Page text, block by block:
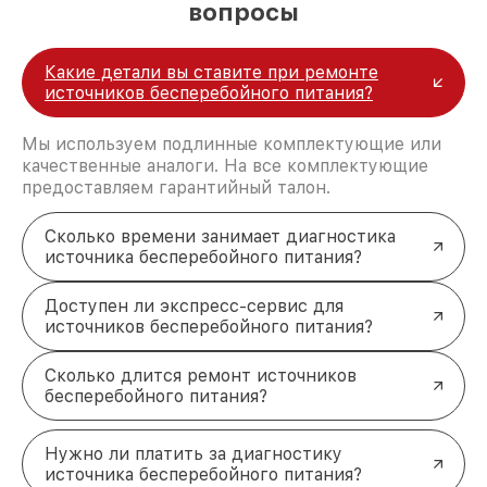
Неполадки кулера: перегрев устройства из-
за неисправного охлаждения требует
оперативного вмешательства для замены
вентилятора.
Выход из строя IGBT-модуля
энергии, подлежит ремонту или полной
замене.
Что предлагает наш сервис для
ремонта источников
бесперебойного питания APC
Для удобства клиентов в Москве создан полный
спектр услуг: от диагностики до окончательной
проверки устройства. Основные преимущества
сотрудничества:
: уверенность в качестве
выполненных работ и долговечности
результата.
Доставка устройства: возможность
организовать транспортировку ИБП из дома
или офиса в наш сервисный центр и обратно.
вопросы
Какие детали вы ставите при ремонте
источников бесперебойного питания?
Мы используем подлинные комплектующие или
качественные аналоги. На все комплектующие
предоставляем гарантийный талон.
Сколько времени занимает диагностика
источника бесперебойного питания?
Доступен ли экспресс-сервис для
источников бесперебойного питания?
Сколько длится ремонт источников
бесперебойного питания?
Нужно ли платить за диагностику
источника бесперебойного питания?